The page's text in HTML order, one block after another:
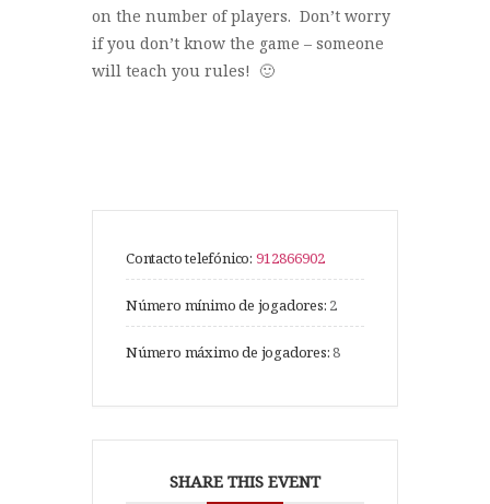
on the number of players. Don’t worry
if you don’t know the game – someone
will teach you rules! 🙂
Contacto telefónico: 912866902
Número mínimo de jogadores: 2
Número máximo de jogadores:8
SHARE THIS EVENT